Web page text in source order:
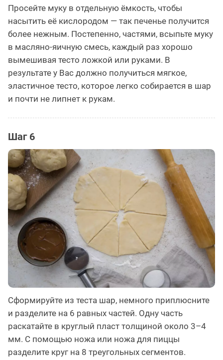
Просейте муку в отдельную ёмкость, чтобы
насытить её кислородом — так печенье получится
более нежным. Постепенно, частями, всыпьте муку
в масляно-яичную смесь, каждый раз хорошо
вымешивая тесто ложкой или руками. В
результате у Вас должно получиться мягкое,
эластичное тесто, которое легко собирается в шар
и почти не липнет к рукам.
Шаг 6
Сформируйте из теста шар, немного приплюсните
и разделите на 6 равных частей. Одну часть
раскатайте в круглый пласт толщиной около 3–4
мм. С помощью ножа или ножа для пиццы
разделите круг на 8 треугольных сегментов.